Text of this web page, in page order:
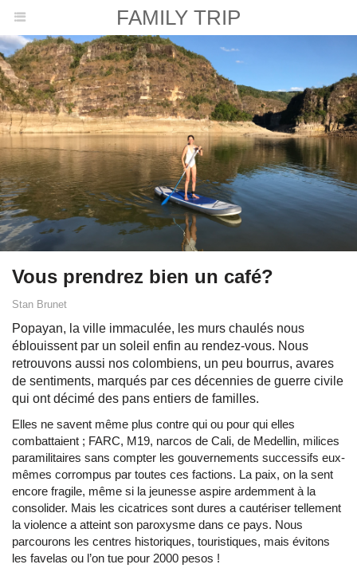
FAMILY TRIP
Vous prendrez bien un café?
Stan Brunet
Popayan, la ville immaculée, les murs chaulés nous
éblouissent par un soleil enfin au rendez-vous. Nous
retrouvons aussi nos colombiens, un peu bourrus, avares
de sentiments, marqués par ces décennies de guerre civile
qui ont décimé des pans entiers de familles.
Elles ne savent même plus contre qui ou pour qui elles
combattaient ; FARC, M19, narcos de Cali, de Medellin, milices
paramilitaires sans compter les gouvernements successifs eux-
mêmes corrompus par toutes ces factions. La paix, on la sent
encore fragile, même si la jeunesse aspire ardemment à la
consolider. Mais les cicatrices sont dures a cautériser tellement
la violence a atteint son paroxysme dans ce pays. Nous
parcourons les centres historiques, touristiques, mais évitons
les favelas ou l’on tue pour 2000 pesos !